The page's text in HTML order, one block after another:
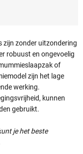
zijn zonder uitzondering
robuust en ongevoelig
of
zijn het lage
werking.
kunnen
gebruikt.
je het beste